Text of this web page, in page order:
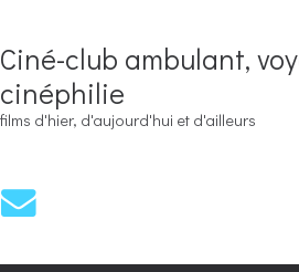
Ciné-club ambulant,
cinéphilie
films d'hier, d'aujourd'hui et d'ailleurs